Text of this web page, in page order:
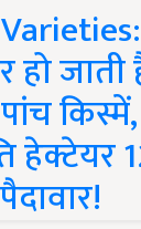
जाती
किस्में,
हेक्टेयर